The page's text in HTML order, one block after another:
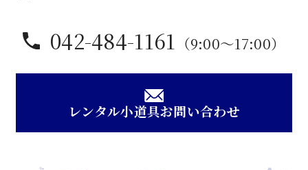
042-484-1161 （9:00〜17:00）
レンタル小道具お問い合わせ